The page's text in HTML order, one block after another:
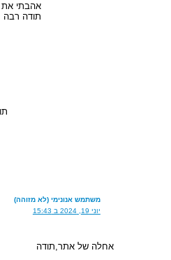
אהבתי את
תודה רבה
משתמש אנונימי (לא מזוהה)
יוני 19, 2024 ב 15:43
אחלה של אתר,תודה